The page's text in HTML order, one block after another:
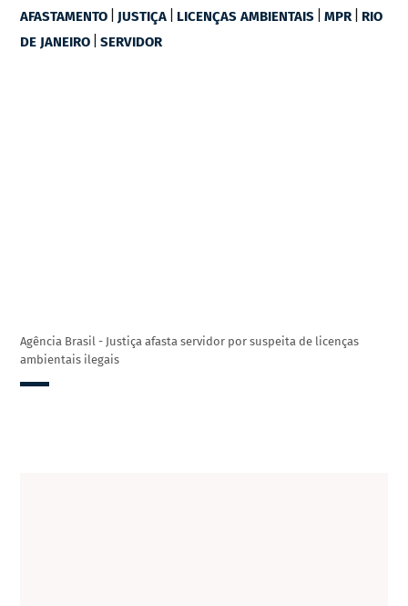
AFASTAMENTO | JUSTIÇA | LICENÇAS AMBIENTAIS |MPR | RIO
DE JANEIRO |SERVIDOR
Agência Brasil - Justiça afasta servidor por suspeita de licenças
ambientais ilegais